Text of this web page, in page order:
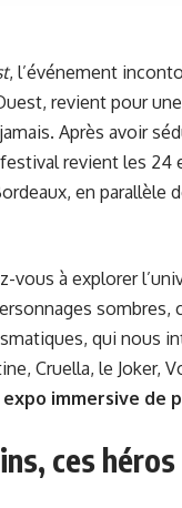
, l’événement
revient pour
Après avoir
revient les 24
en parallèle
vous à explorer
sombres,
qui nous
Cruella, le Joker,
expo immersive de
ces héros